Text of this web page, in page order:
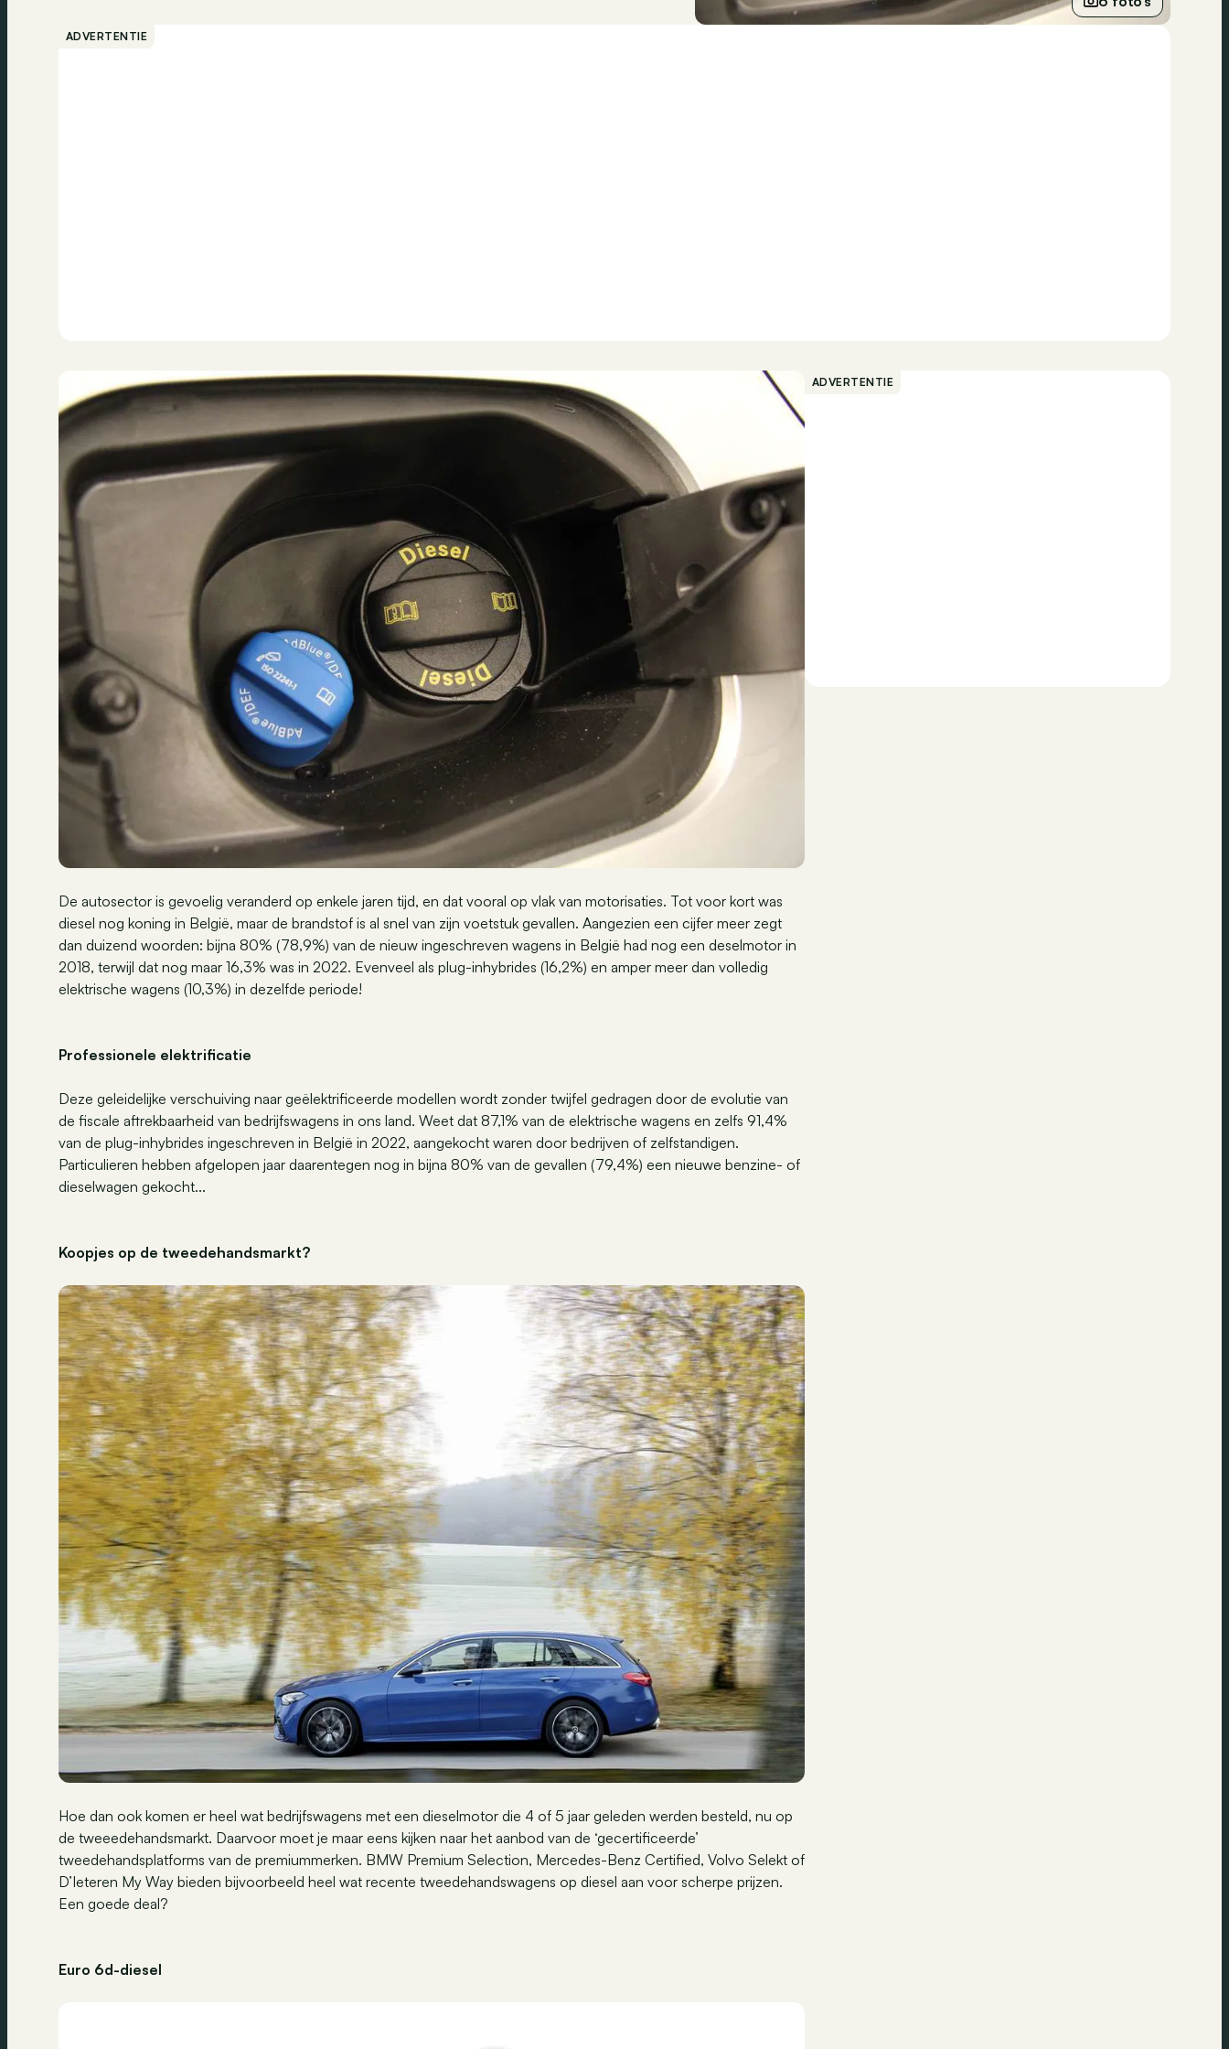
ADVERTENTIE
De autosector is gevoelig veranderd op enkele jaren tijd, en dat vooral op vlak van motorisaties. Tot voor kort was
diesel nog koning in België, maar de brandstof is al snel van zijn voetstuk gevallen. Aangezien een cijfer meer zegt
dan duizend woorden: bijna 80% (78,9%) van de nieuw ingeschreven wagens in België had nog een deselmotor in
2018, terwijl dat nog maar 16,3% was in 2022. Evenveel als plug-inhybrides (16,2%) en amper meer dan volledig
elektrische wagens (10,3%) in dezelfde periode!
Professionele elektrificatie
Deze geleidelijke verschuiving naar geëlektrificeerde modellen wordt zonder twijfel gedragen door de evolutie van
de fiscale aftrekbaarheid van bedrijfswagens in ons land. Weet dat 87,1% van de elektrische wagens en zelfs 91,4%
van de plug-inhybrides ingeschreven in België in 2022, aangekocht waren door bedrijven of zelfstandigen.
Particulieren hebben afgelopen jaar daarentegen nog in bijna 80% van de gevallen (79,4%) een nieuwe benzine- of
dieselwagen gekocht...
Koopjes op de tweedehandsmarkt?
Hoe dan ook komen er heel wat bedrijfswagens met een dieselmotor die 4 of 5 jaar geleden werden besteld, nu op
de tweeedehandsmarkt. Daarvoor moet je maar eens kijken naar het aanbod van de ‘gecertificeerde’
tweedehandsplatforms van de premiummerken. BMW Premium Selection, Mercedes-Benz Certified, Volvo Selekt of
D’Ieteren My Way bieden bijvoorbeeld heel wat recente tweedehandswagens op diesel aan voor scherpe prijzen.
Een goede deal?
Euro 6d-diesel
ADVERTENTIE